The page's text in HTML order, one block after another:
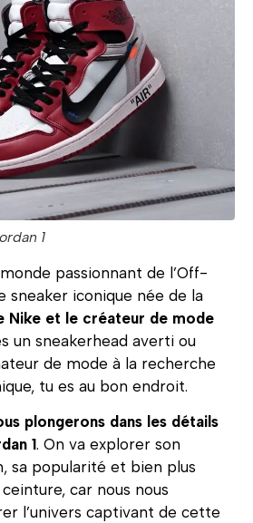
1
passionnant de l’Off-
sneaker iconique née de la
Nike et le créateur de mode
un sneakerhead averti ou
de mode à la recherche
tu es au bon endroit.
plongerons dans les détails
1. On va explorer son
sa popularité et bien plus
car nous nous
l’univers captivant de cette